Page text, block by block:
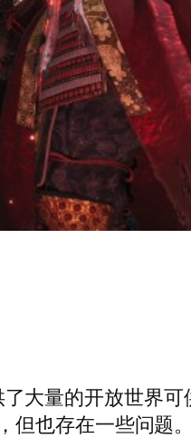
大量的开放世界
也存在一些问题。